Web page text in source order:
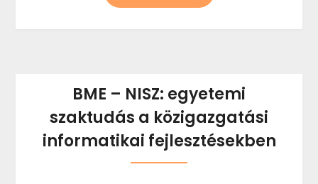
BME – NISZ: egyetemi
szaktudás a közigazgatási
informatikai fejlesztésekben